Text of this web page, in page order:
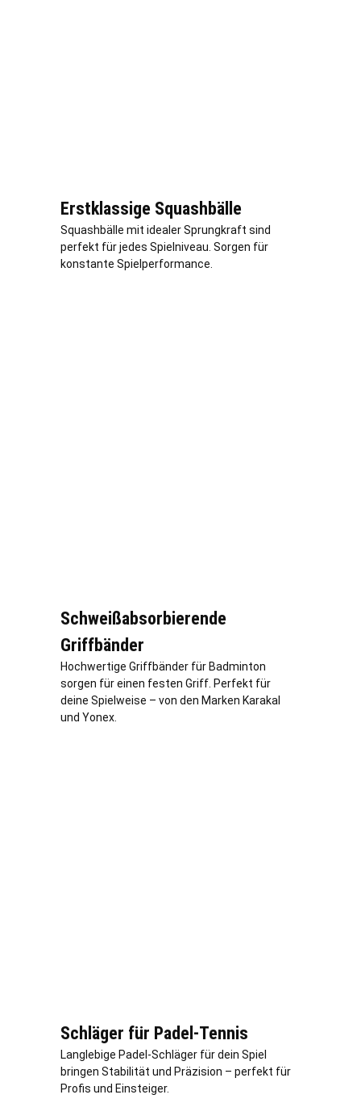
Erstklassige Squashbälle
Squashbälle mit idealer Sprungkraft sind
perfekt für jedes Spielniveau. Sorgen für
konstante Spielperformance.
Schweißabsorbierende
Griffbänder
Hochwertige Griffbänder für Badminton
sorgen für einen festen Griff. Perfekt für
deine Spielweise – von den Marken Karakal
und Yonex.
Schläger für Padel-Tennis
Langlebige Padel-Schläger für dein Spiel
bringen Stabilität und Präzision – perfekt für
Profis und Einsteiger.